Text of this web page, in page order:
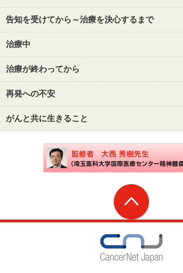
告知を受けてから～治療を決心するまで
治療中
治療が終わってから
再発への不安
がんと共に生きること